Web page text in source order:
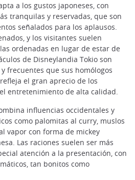
a los gustos japoneses, con
tranquilas y reservadas, que son
señalados para los aplausos.
y los visitantes suelen
ordenadas en lugar de estar de
de Disneylandia Tokio son
frecuentes que sus homólogos
el gran aprecio de los
entretenimiento de alta calidad.
influencias occidentales y
como palomitas al curry, muslos
vapor con forma de mickey
Las raciones suelen ser más
atención a la presentación, con
tan bonitos como